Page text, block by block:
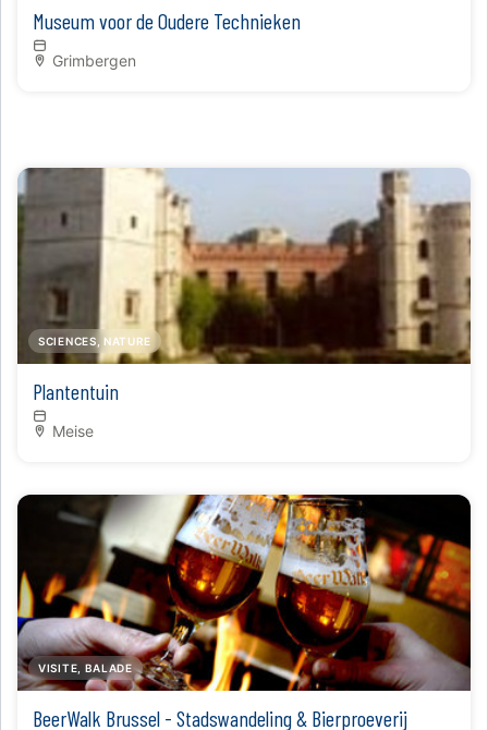
Museum voor de Oudere Technieken
Grimbergen
SCIENCES, NATURE
Plantentuin
Meise
VISITE, BALADE
BeerWalk Brussel - Stadswandeling & Bierproeverij